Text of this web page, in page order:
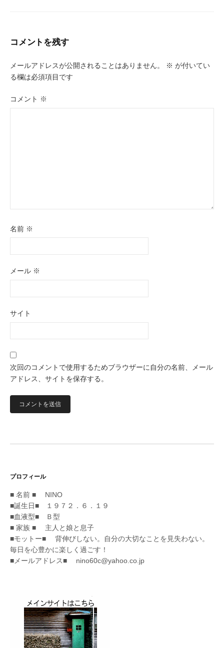
コメントを残す
メールアドレスが公開されることはありません。 ※ が付いてい
る欄は必須項目です
コメント ※
名前 ※
メール ※
サイト
次回のコメントで使用するためブラウザーに自分の名前、メール
アドレス、サイトを保存する。
プロフィール
■ 名前 ■ NINO
■誕生日■ １９７２．６．１９
■血液型■ Ｂ型
■ 家族 ■ 主人と娘と息子
■モットー■ 背伸びしない。自分の大切なことを見失わない。
毎日を心豊かに楽しく過ごす！
■メールアドレス■ nino60c@yahoo.co.jp